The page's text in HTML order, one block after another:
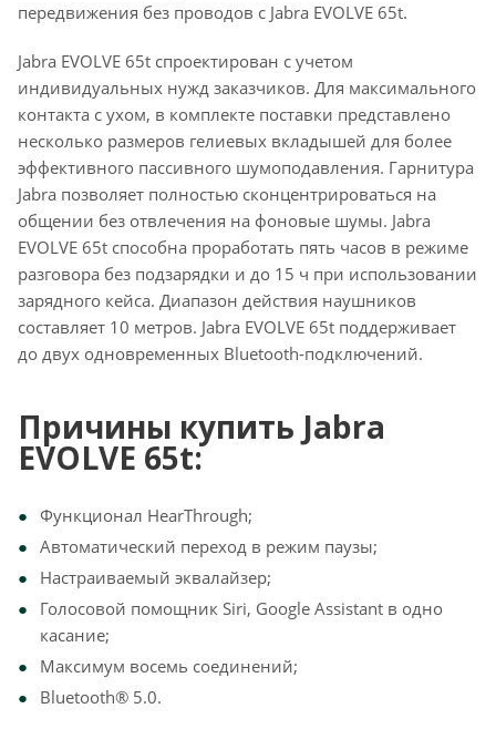
передвижения без проводов с Jabra EVOLVE 65t.
Jabra EVOLVE 65t спроектирован с учетом
индивидуальных нужд заказчиков. Для максимального
контакта с ухом, в комплекте поставки представлено
несколько размеров гелиевых вкладышей для более
эффективного пассивного шумоподавления. Гарнитура
Jabra позволяет полностью сконцентрироваться на
общении без отвлечения на фоновые шумы. Jabra
EVOLVE 65t способна проработать пять часов в режиме
разговора без подзарядки и до 15 ч при использовании
зарядного кейса. Диапазон действия наушников
составляет 10 метров. Jabra EVOLVE 65t поддерживает
до двух одновременных Bluetooth-подключений.
Причины купить Jabra
EVOLVE 65t:
Функционал HearThrough;
Автоматический переход в режим паузы;
Настраиваемый эквалайзер;
Голосовой помощник Siri, Google Assistant в одно
касание;
Максимум восемь соединений;
Bluetooth® 5.0.